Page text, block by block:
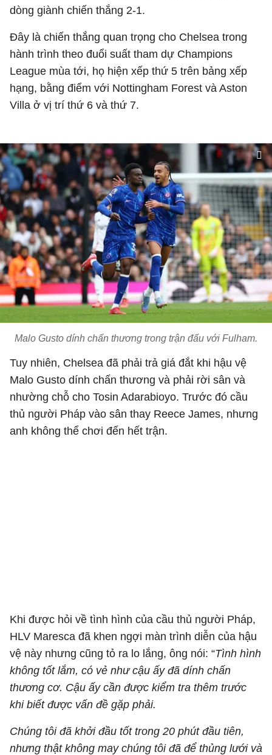
dòng giành chiến thắng 2-1.
Đây là chiến thắng quan trọng cho Chelsea trong
hành trình theo đuổi suất tham dự Champions
League mùa tới, họ hiện xếp thứ 5 trên bảng xếp
hạng, bằng điểm với Nottingham Forest và Aston
Villa ở vị trí thứ 6 và thứ 7.
Malo Gusto dính chấn thương trong trận đấu với Fulham.
Tuy nhiên, Chelsea đã phải trả giá đắt khi hậu vệ
Malo Gusto dính chấn thương và phải rời sân và
nhường chỗ cho Tosin Adarabioyo. Trước đó cầu
thủ người Pháp vào sân thay Reece James, nhưng
anh không thể chơi đến hết trận.
Khi được hỏi về tình hình của cầu thủ người Pháp,
HLV Maresca đã khen ngợi màn trình diễn của hậu
vệ này nhưng cũng tỏ ra lo lắng, ông nói: “Tình hình
không tốt lắm, có vẻ như cậu ấy đã dính chấn
thương cơ. Cậu ấy cần được kiểm tra thêm trước
khi biết được vấn đề gặp phải.
Chúng tôi đã khởi đầu tốt trong 20 phút đầu tiên,
nhưng thật không may chúng tôi đã để thủng lưới và